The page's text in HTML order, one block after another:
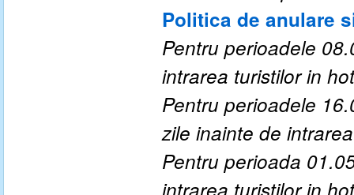
Politica de anulare
Pentru perioadele
intrarea turistilor in
Pentru perioadele
zile inainte de
Pentru perioada
intrarea turistilor in